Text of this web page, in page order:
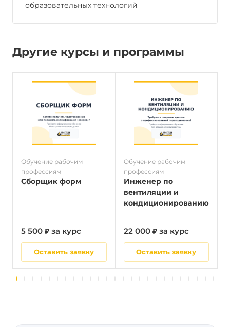
образовательных технологий
Другие курсы и программы
Обучение рабочим
профессиям
Сборщик форм
5 500 ₽ за курс
Оставить заявку
Обучение рабочим
профессиям
Инженер по
вентиляции и
кондиционированию
22 000 ₽ за курс
Оставить заявку